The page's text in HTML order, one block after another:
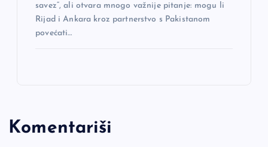
savez“, ali otvara mnogo važnije pitanje: mogu li
Rijad i Ankara kroz partnerstvo s Pakistanom
povećati…
Komentariši